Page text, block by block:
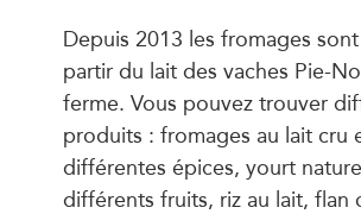
Depuis 2013 les fromages
partir du lait des vaches Pie-
ferme. Vous pouvez trouver
produits : fromages au lait cru
différentes épices, yourt
différents fruits, riz au lait, flan